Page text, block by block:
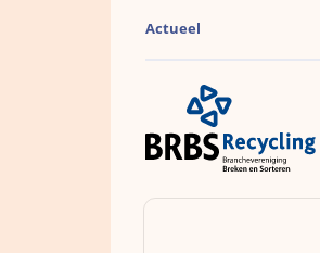
Actueel